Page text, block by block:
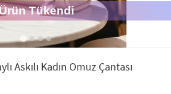
Tükendi
Askılı Kadın Omuz Çantası